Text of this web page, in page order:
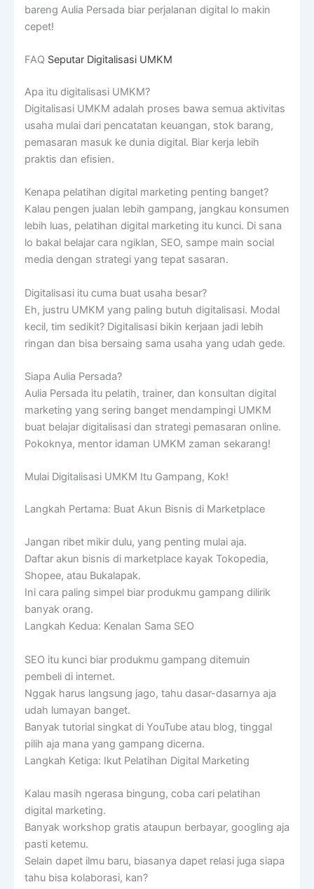
bareng Aulia Persada biar perjalanan digital lo makin
cepet!
FAQ Seputar Digitalisasi UMKM
Apa itu digitalisasi UMKM?
Digitalisasi UMKM adalah proses bawa semua aktivitas
usaha mulai dari pencatatan keuangan, stok barang,
pemasaran masuk ke dunia digital. Biar kerja lebih
praktis dan efisien.
Kenapa pelatihan digital marketing penting banget?
Kalau pengen jualan lebih gampang, jangkau konsumen
lebih luas, pelatihan digital marketing itu kunci. Di sana
lo bakal belajar cara ngiklan, SEO, sampe main social
media dengan strategi yang tepat sasaran.
Digitalisasi itu cuma buat usaha besar?
Eh, justru UMKM yang paling butuh digitalisasi. Modal
kecil, tim sedikit? Digitalisasi bikin kerjaan jadi lebih
ringan dan bisa bersaing sama usaha yang udah gede.
Siapa Aulia Persada?
Aulia Persada itu pelatih, trainer, dan konsultan digital
marketing yang sering banget mendampingi UMKM
buat belajar digitalisasi dan strategi pemasaran online.
Pokoknya, mentor idaman UMKM zaman sekarang!
Mulai Digitalisasi UMKM Itu Gampang, Kok!
Langkah Pertama: Buat Akun Bisnis di Marketplace
Jangan ribet mikir dulu, yang penting mulai aja.
Daftar akun bisnis di marketplace kayak Tokopedia,
Shopee, atau Bukalapak.
Ini cara paling simpel biar produkmu gampang dilirik
banyak orang.
Langkah Kedua: Kenalan Sama SEO
SEO itu kunci biar produkmu gampang ditemuin
pembeli di internet.
Nggak harus langsung jago, tahu dasar-dasarnya aja
udah lumayan banget.
Banyak tutorial singkat di YouTube atau blog, tinggal
pilih aja mana yang gampang dicerna.
Langkah Ketiga: Ikut Pelatihan Digital Marketing
Kalau masih ngerasa bingung, coba cari pelatihan
digital marketing.
Banyak workshop gratis ataupun berbayar, googling aja
pasti ketemu.
Selain dapet ilmu baru, biasanya dapet relasi juga siapa
tahu bisa kolaborasi, kan?